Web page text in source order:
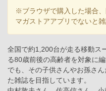
※ブラウザで購入した場合
マガストアアプリでないと
全国で約1,200台が走る移動ス
る80歳前後の高齢者を対象に編
でも、その子供さんやお孫さ
た雑誌を目指しています。